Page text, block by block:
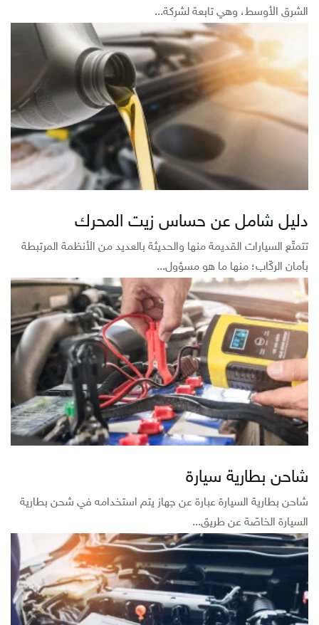
الشرق الأوسط، وهي تابعة لشركة...
دليل شامل عن حساس زيت المحرك
تتمتّع السيارات القديمة منها والحديثة بالعديد من الأنظمة المرتبطة
بأمان الركّاب؛ منها ما هو مسؤول...
شاحن بطارية سيارة
شاحن بطارية السيارة عبارة عن جهاز يتم استخدامه في شحن بطارية
السيارة الخاصّة عن طريق...